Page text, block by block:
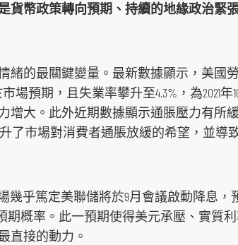
貨幣政策轉向預期、持續的地緣政治緊
緒的最關鍵變量。最新數據顯示，美國
預期，且失業率攀升至4.3%，為2021年
增大。此外近期數據顯示通脹壓力有所
了市場對消費者通脹放緩的希望，並導
場幾乎篤定美聯儲將於9月會議啟動降息
期概率。此一預期使得美元承壓、實質
直接的動力。